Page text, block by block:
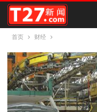
首页 财经